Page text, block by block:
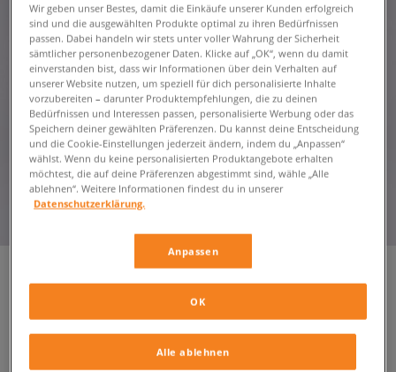
NIKE SHORTS W NSW EVRDY
MOD HR BIKE
Wir geben unser Bestes, damit die Einkäufe unserer Kunden erfolgreich
sind und die ausgewählten Produkte optimal zu ihren Bedürfnissen
passen. Dabei handeln wir stets unter voller Wahrung der Sicherheit
sämtlicher personenbezogener Daten. Klicke auf „OK“, wenn du damit
einverstanden bist, dass wir Informationen über dein Verhalten auf
unserer Website nutzen, um speziell für dich personalisierte Inhalte
vorzubereiten – darunter Produktempfehlungen, die zu deinen
Bedürfnissen und Interessen passen, personalisierte Werbung oder das
Speichern deiner gewählten Präferenzen. Du kannst deine Entscheidung
und die Cookie-Einstellungen jederzeit ändern, indem du „Anpassen“
wählst. Wenn du keine personalisierten Produktangebote erhalten
möchtest, die auf deine Präferenzen abgestimmt sind, wähle „Alle
ablehnen“. Weitere Informationen findest du in unserer
Datenschutzerklärung.
Anpassen
Alle ablehnen
OK